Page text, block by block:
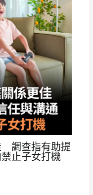
調查指有助提
止子女打機